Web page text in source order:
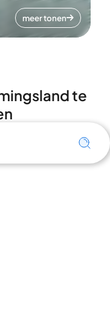
meer tonen
te